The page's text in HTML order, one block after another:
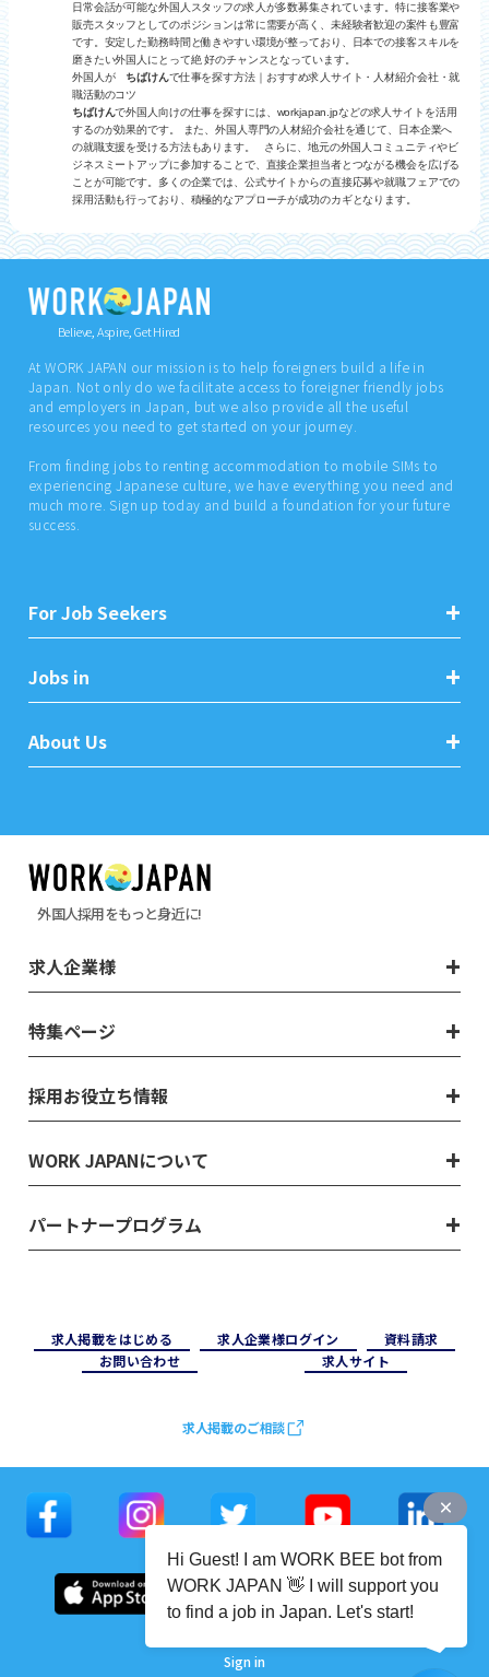
日常会話が可能な外国人スタッフの求人が多数募集されています。特に接客業や
販売スタッフとしてのポジションは常に需要が高く、未経験者歓迎の案件も豊富
です。安定した勤務時間と働きやすい環境が整っており、日本での接客スキルを
磨きたい外国人にとって絶 好のチャンスとなっています。
外国人が ちばけんで仕事を探す方法｜おすすめ求人サイト・人材紹介会社・就
職活動のコツ
ちばけんで外国人向けの仕事を探すには、workjapan.jpなどの求人サイトを活用
するのが効果的です。 また、外国人専門の人材紹介会社を通じて、日本企業へ
の就職支援を受ける方法もあります。 さらに、地元の外国人コミュニティやビ
ジネスミートアップに参加することで、直接企業担当者とつながる機会を広げる
ことが可能です。多くの企業では、公式サイトからの直接応募や就職フェアでの
採用活動も行っており、積極的なアプローチが成功のカギとなります。
Believe, Aspire, Get Hired
At WORK JAPAN our mission is to help foreigners build a life in
Japan. Not only do we facilitate access to foreigner friendly jobs
and employers in Japan, but we also provide all the useful
resources you need to get started on your journey.
From finding jobs to renting accommodation to mobile SIMs to
experiencing Japanese culture, we have everything you need and
much more. Sign up today and build a foundation for your future
success.
For Job Seekers
Jobs in
About Us
外国人採用をもっと身近に!
求人企業様
特集ページ
採用お役立ち情報
WORK JAPANについて
パートナープログラム
求⼈掲載をはじめる 求⼈企業様ログイン
資料請求
お問い合わせ
求⼈サイト
求人掲載のご相談
Sign in
Hi Guest! I am WORK BEE bot from
WORK JAPAN 👋 I will support you
to find a job in Japan. Let's start!